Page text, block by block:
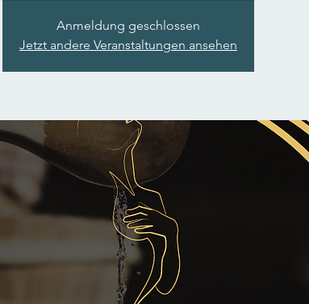
Anmeldung geschlossen
Jetzt andere Veranstaltungen ansehen